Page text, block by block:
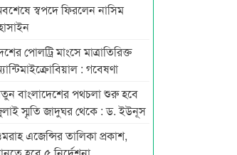
স্বপদে ফিরলেন নাসিম
পোলট্রি মাংসে মাত্রাতিরিক্ত
: গবেষণা
বাংলাদেশের পথচলা শুরু হবে
স্মৃতি জাদুঘর থেকে : ড. ইউনূস
এজেন্সির তালিকা প্রকাশ,